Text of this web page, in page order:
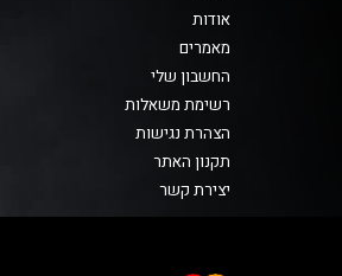
אודות
מאמרים
החשבון שלי
רשימת משאלות
הצהרת נגישות
תקנון האתר
יצירת קשר